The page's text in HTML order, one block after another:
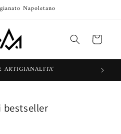
Napoletano
Carrello
ARTIGIANALITA'
bestseller